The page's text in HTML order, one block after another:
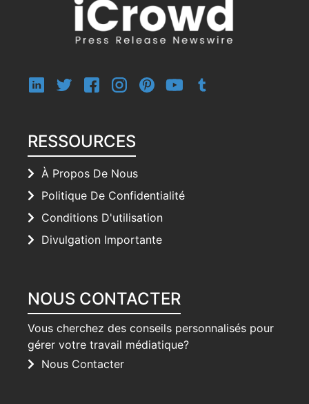
RESSOURCES
À Propos De Nous
Politique De Confidentialité
Conditions D'utilisation
Divulgation Importante
NOUS CONTACTER
Vous cherchez des conseils personnalisés pour
gérer votre travail médiatique?
Nous Contacter